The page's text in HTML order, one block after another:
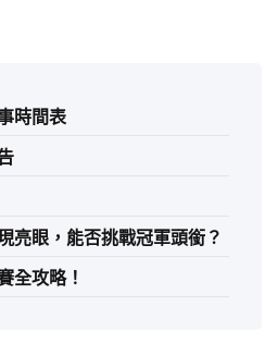
時間表
亮眼，能否挑戰冠軍頭銜？
全攻略！